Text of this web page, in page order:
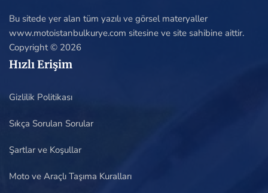
Bu sitede yer alan tüm yazılı ve görsel materyaller
www.motoistanbulkurye.com sitesine ve site sahibine aittir.
Copyright © 2026
Hızlı Erişim
Gizlilik Politikası
Sıkça Sorulan Sorular
Şartlar ve Koşullar
Moto ve Araçlı Taşıma Kuralları